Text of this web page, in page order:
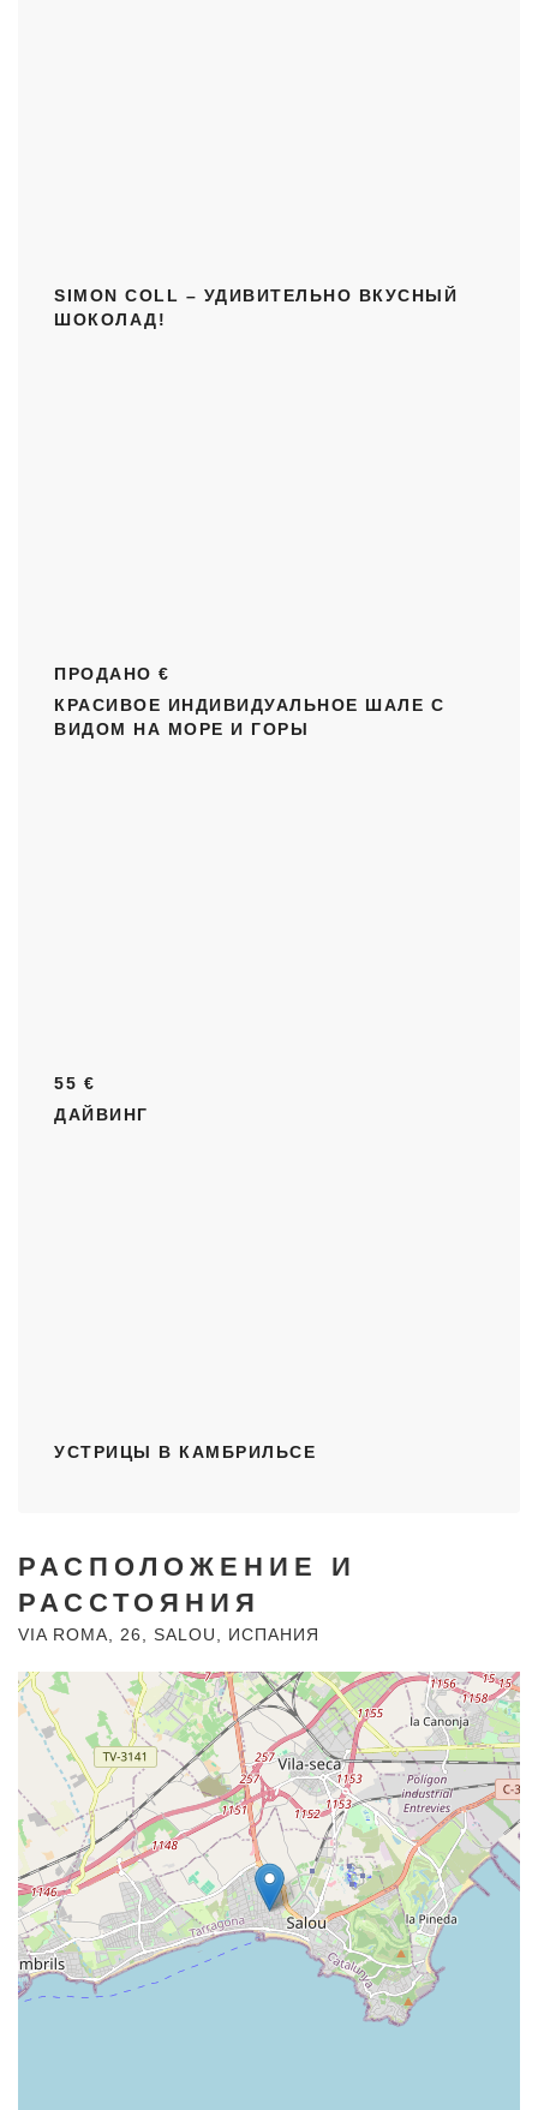
SIMON COLL – УДИВИТЕЛЬНО ВКУСНЫЙ
ШОКОЛАД!
ПРОДАНО €
КРАСИВОЕ ИНДИВИДУАЛЬНОЕ ШАЛЕ С
ВИДОМ НА МОРЕ И ГОРЫ
55 €
ДАЙВИНГ
УСТРИЦЫ В КАМБРИЛЬСЕ
РАСПОЛОЖЕНИЕ И
РАССТОЯНИЯ
VIA ROMA, 26, SALOU, ИСПАНИЯ